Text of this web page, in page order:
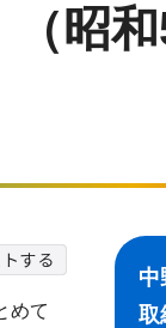
昭和
めて
中
取